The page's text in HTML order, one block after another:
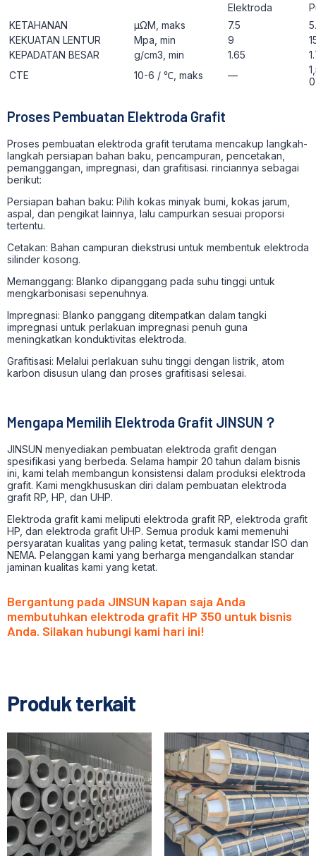
Elektroda
KETAHANAN
μΩΜ, maks 7.5
KEKUATAN LENTUR
Mpa, min 9
KEPADATAN BESAR
g/cm3, min 1.65
CTE
10-6 / ℃, maks —
Proses Pembuatan Elektroda Grafit
Proses pembuatan elektroda grafit terutama mencakup langkah-
langkah persiapan bahan baku, pencampuran, pencetakan,
pemanggangan, impregnasi, dan grafitisasi. rinciannya sebagai
berikut:
Persiapan bahan baku: Pilih kokas minyak bumi, kokas jarum,
aspal, dan pengikat lainnya, lalu campurkan sesuai proporsi
tertentu.
Cetakan: Bahan campuran diekstrusi untuk membentuk elektroda
silinder kosong.
Memanggang: Blanko dipanggang pada suhu tinggi untuk
mengkarbonisasi sepenuhnya.
Impregnasi: Blanko panggang ditempatkan dalam tangki
impregnasi untuk perlakuan impregnasi penuh guna
meningkatkan konduktivitas elektroda.
Grafitisasi: Melalui perlakuan suhu tinggi dengan listrik, atom
karbon disusun ulang dan proses grafitisasi selesai.
Mengapa Memilih Elektroda Grafit JINSUN？
JINSUN menyediakan pembuatan elektroda grafit dengan
spesifikasi yang berbeda. Selama hampir 20 tahun dalam bisnis
ini, kami telah membangun konsistensi dalam produksi elektroda
grafit. Kami mengkhususkan diri dalam pembuatan elektroda
grafit RP, HP, dan UHP.
Elektroda grafit kami meliputi elektroda grafit RP, elektroda grafit
HP, dan elektroda grafit UHP. Semua produk kami memenuhi
persyaratan kualitas yang paling ketat, termasuk standar ISO dan
NEMA. Pelanggan kami yang berharga mengandalkan standar
jaminan kualitas kami yang ketat.
Bergantung pada JINSUN kapan saja Anda
membutuhkan elektroda grafit HP 350 untuk bisnis
Anda. Silakan hubungi kami hari ini!
Produk terkait